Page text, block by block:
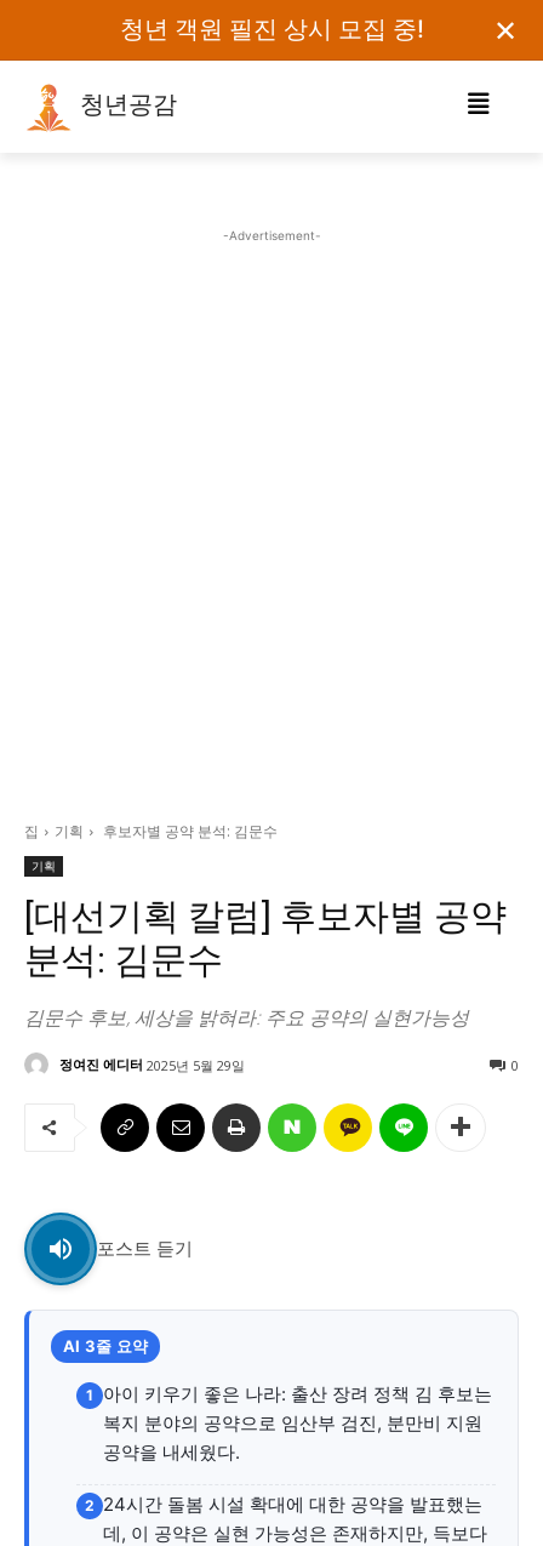
문화
전통문화
대중문화
교육일반
교육부
교육청
학교
공지사항
청년 객원 필진 상시 모집 중! ✕
청년공감
-Advertisement-
집 기획 후보자별 공약 분석: 김문수
기획
[대선기획 칼럼] 후보자별 공약
분석: 김문수
김문수 후보, 세상을 밝혀라: 주요 공약의 실현가능성
정여진 에디터 0
2025년 5월 29일
포스트 듣기
AI 3줄 요약
1
아이 키우기 좋은 나라: 출산 장려 정책 김 후보는
복지 분야의 공약으로 임산부 검진, 분만비 지원
공약을 내세웠다.
2 24시간 돌봄 시설 확대에 대한 공약을 발표했는
데, 이 공약은 실현 가능성은 존재하지만, 득보다